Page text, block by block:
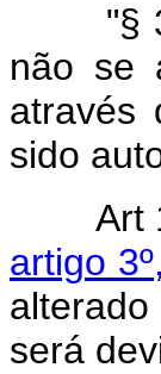
"§ 3º
não se
através
sido
Art
artigo
será